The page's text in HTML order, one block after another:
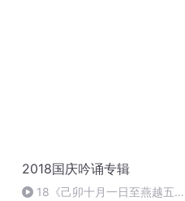
2018国庆吟诵专辑
18《己卯十月一日至燕越五